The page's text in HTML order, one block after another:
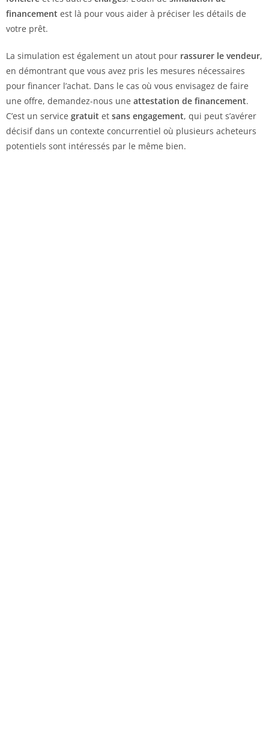
financement est là pour vous aider à préciser les détails de
votre prêt.
La simulation est également un atout pour rassurer le vendeur,
en démontrant que vous avez pris les mesures nécessaires
pour financer l’achat. Dans le cas où vous envisagez de faire
une offre, demandez-nous une attestation de financement.
C’est un service gratuit et sans engagement, qui peut s’avérer
décisif dans un contexte concurrentiel où plusieurs acheteurs
potentiels sont intéressés par le même bien.